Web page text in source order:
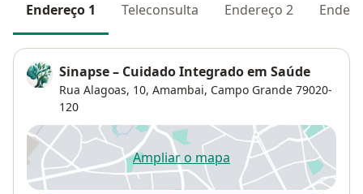
Endereço 1 Teleconsulta Endereço 2
Sinapse – Cuidado Integrado em Saúde
Rua Alagoas, 10, Amambai, Campo Grande 79020-
120
Ampliar o mapaabre num novo separador